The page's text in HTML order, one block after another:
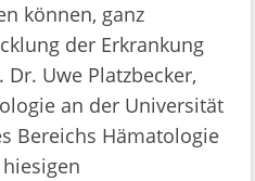
können, ganz
der Erkrankung
Uwe Platzbecker,
an der Universität
Bereichs Hämatologie